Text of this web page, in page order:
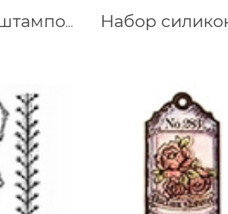
Набор силиконовых штампов Детский, 15х15 см